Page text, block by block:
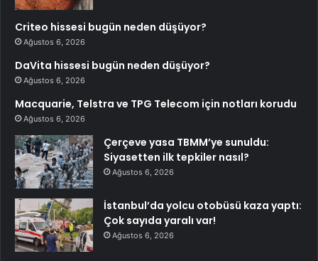
Criteo hissesi bugün neden düşüyor?
Ağustos 6, 2026
DaVita hissesi bugün neden düşüyor?
Ağustos 6, 2026
Macquarie, Telstra ve TPG Telecom için notları korudu
Ağustos 6, 2026
Çerçeve yasa TBMM’ye sunuldu:
Siyasetten ilk tepkiler nasıl?
Ağustos 6, 2026
İstanbul’da yolcu otobüsü kaza yaptı:
Çok sayıda yaralı var!
Ağustos 6, 2026